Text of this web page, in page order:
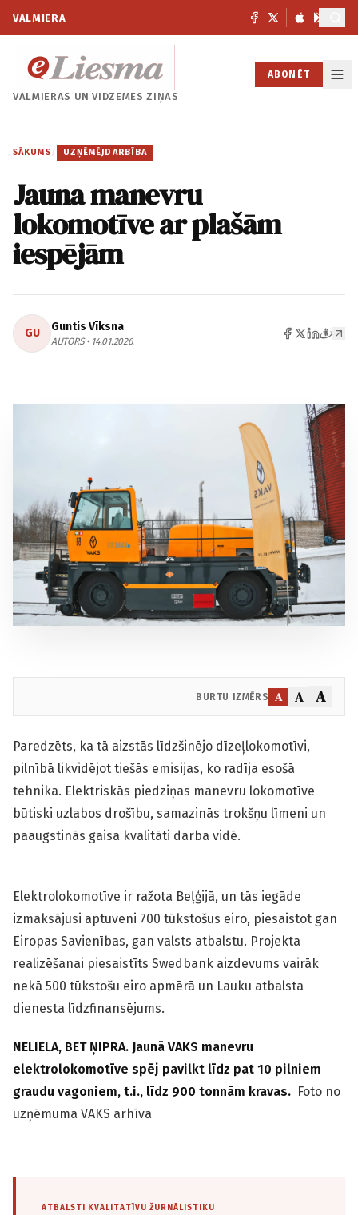
VALMIERA
VALMIERAS UNVIDZEMES ZIŅAS
ABONĒT
SĀKUMS / UZŅĒMĒJDARBĪBA
Jauna manevru
lokomotīve ar plašām
iespējām
GU Guntis Vīksna
AUTORS • 14.01.2026.
BURTU IZMĒRS A A A
Paredzēts, ka tā aizstās līdzšinējo dīzeļlokomotīvi,
pilnībā likvidējot tiešās emisijas, ko radīja esošā
tehnika. Elektriskās piedziņas manevru lokomotīve
būtiski uzlabos drošību, samazinās trokšņu līmeni un
paaugstinās gaisa kvalitāti darba vidē.
Elektrolokomotīve ir ražota Beļģijā, un tās iegāde
izmaksājusi aptuveni 700 tūkstošus eiro, piesaistot gan
Eiropas Savienības, gan valsts atbalstu. Projekta
realizēšanai piesaistīts Swedbank aizdevums vairāk
nekā 500 tūkstošu eiro apmērā un Lauku atbalsta
dienesta līdzfinansējums.
NELIELA, BET ŅIPRA. Jaunā VAKS manevru
elektrolokomotīve spēj pavilkt līdz pat 10 pilniem
graudu vagoniem, t.i., līdz 900 tonnām kravas. Foto no
uzņēmuma VAKS arhīva
ATBALSTI KVALITATĪVU ŽURNĀLISTIKU